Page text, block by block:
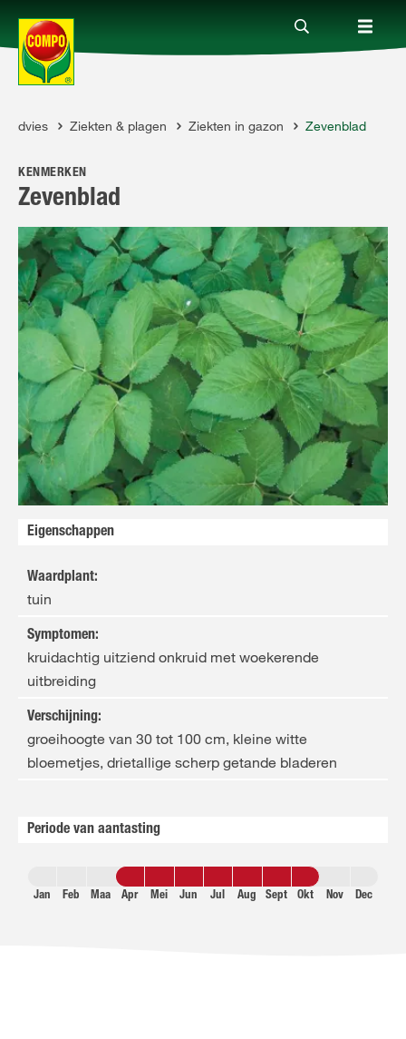
Producten
Advies
Thema's
Tot je dienst
Onderneming
Advies Ziekten & plagen Ziekten in gazon Zevenblad
KENMERKEN
Zevenblad
Eigenschappen
Waardplant:
tuin
Symptomen:
kruidachtig uitziend onkruid met woekerende
uitbreiding
Verschijning:
groeihoogte van 30 tot 100 cm, kleine witte
bloemetjes, drietallige scherp getande bladeren
Periode van aantasting
Jan Feb Maa Apr Mei Jun Jul Aug Sept Okt Nov Dec